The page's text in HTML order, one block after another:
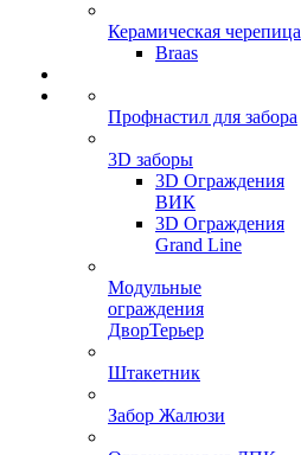
Керамическая черепица
Braas
Профнастил для забора
3D заборы
3D Ограждения
ВИК
3D Ограждения
Grand Line
Модульные
ограждения
ДворТерьер
Штакетник
Забор Жалюзи